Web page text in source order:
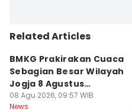
Related Articles
BMKG Prakirakan Cuaca
Sebagian Besar Wilayah
Jogja 8 Agustus
Berawan
08 Agu 2026, 09:57 WIB
News